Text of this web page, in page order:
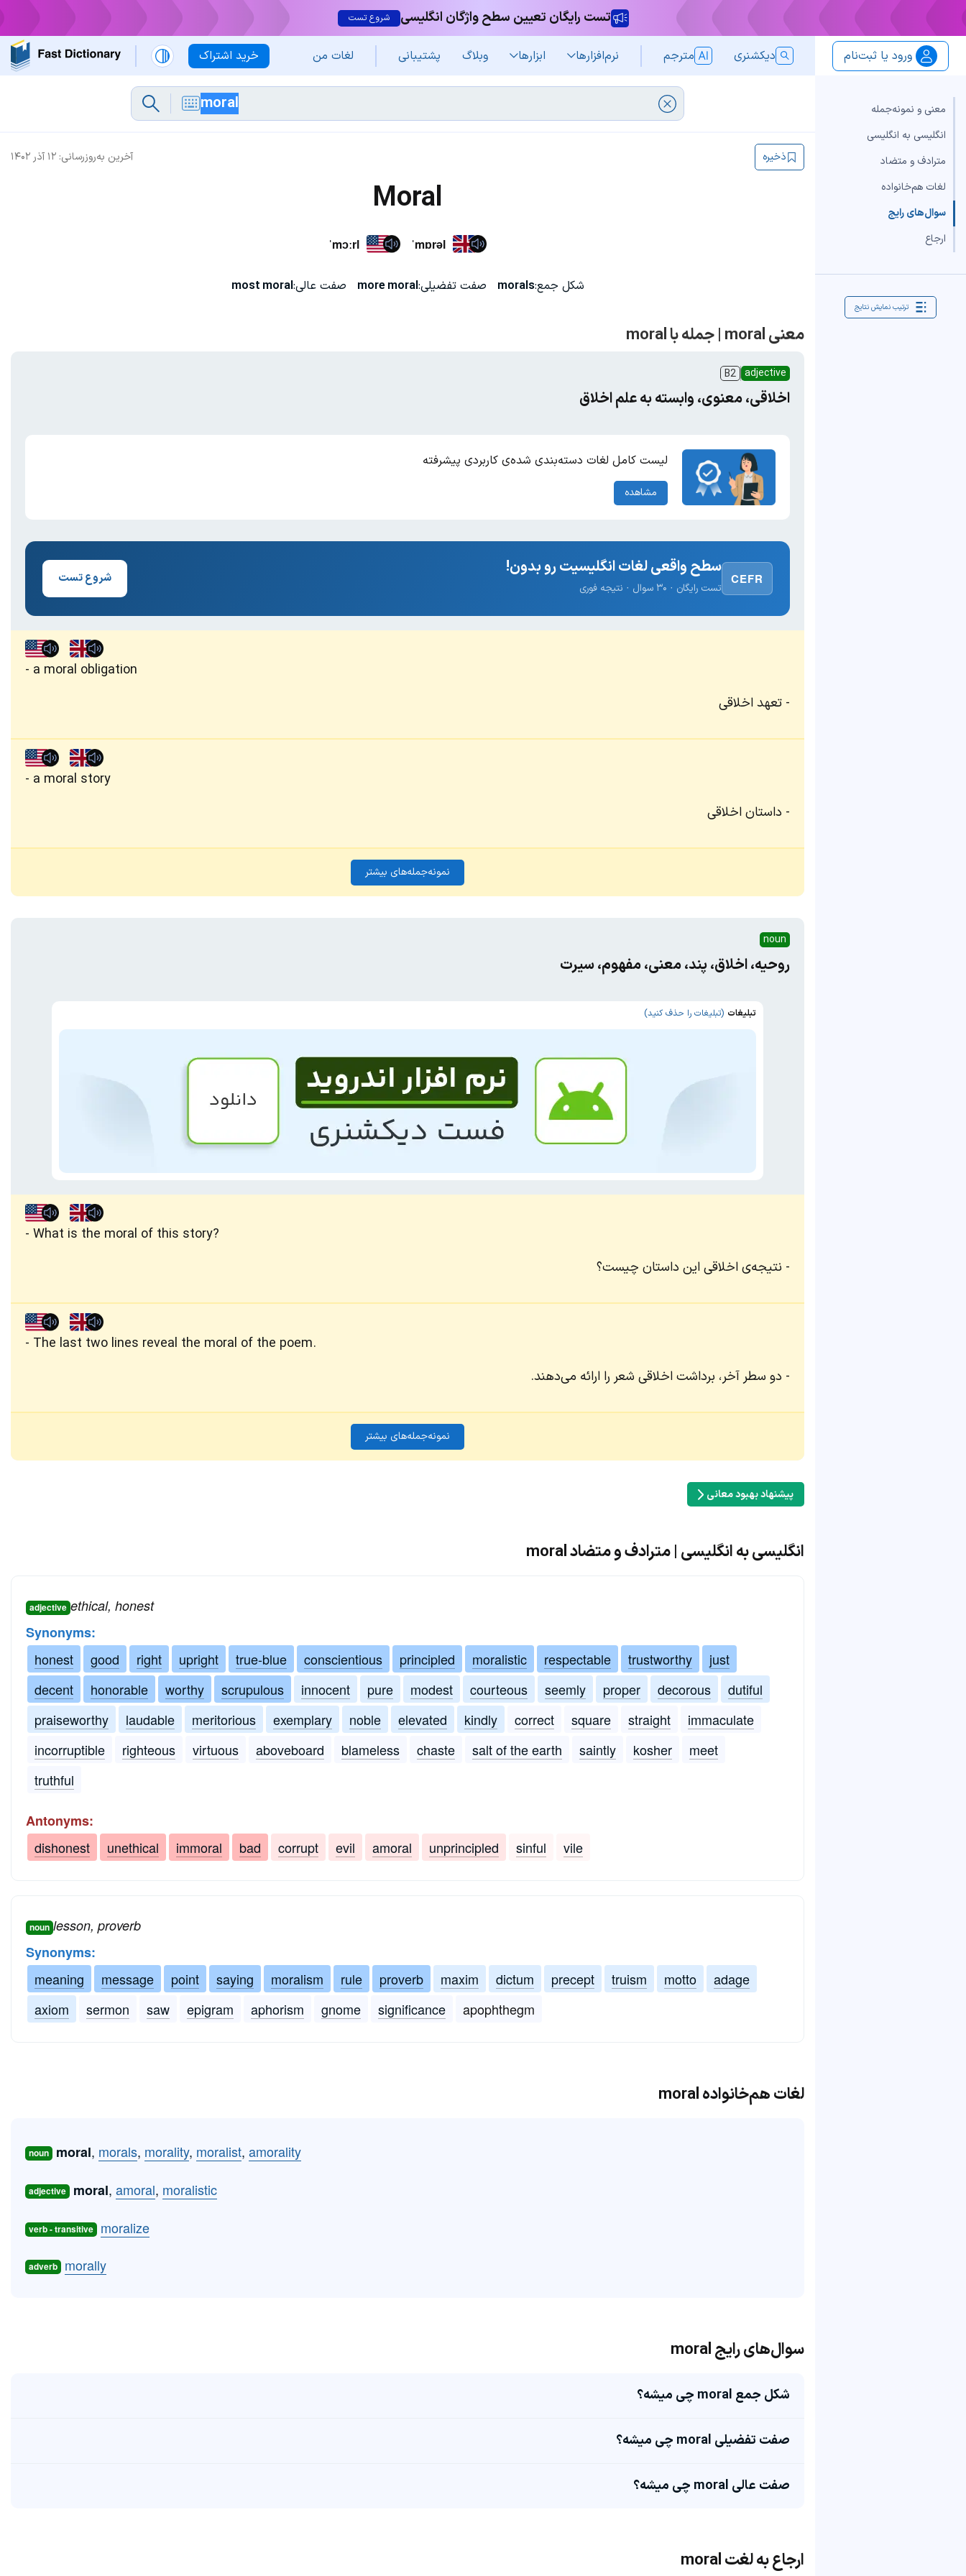
تست رایگان تعیین سطح واژگان انگلیسی شروع تست
خرید اشتراک ورود یا ثبت‌نام دیکشنری مترجم نرم‌افزار‌ها ابزارها وبلاگ پشتیبانی لغات من
معنی و نمونه‌جمله
انگلیسی به انگلیسی
مترادف و متضاد
لغات هم‌خانواده
سوال‌های رایج
ارجاع
ترتیب نمایش نتایج
آخرین به‌روزرسانی: ۱۲ آذر ۱۴۰۲ ذخیره
Moral
ˈmɔːrl ˈmɒrəl
شکل جمع:morals صفت تفضیلی:more moral صفت عالی:most moral
معنی moral | جمله با moral
adjective
B2
اخلاقی، معنوی، وابسته به علم اخلاق
لیست کامل لغات دسته‌بندی شده‌ی کاربردی پیشرفته
مشاهده
CEFR
سطح واقعی لغات انگلیسیت رو بدون!
تست رایگان · ۳۰ سوال · نتیجه فوری
شروع تست
a moral obligation
تعهد اخلاقی
a moral story
داستان اخلاقی
نمونه‌جمله‌های بیشتر
noun
روحیه، اخلاق، پند، معنی، مفهوم، سیرت
تبلیغات (تبلیغات را حذف کنید)
What is the moral of this story?
نتیجه‌ی اخلاقی این داستان چیست؟
The last two lines reveal the moral of the poem.
دو سطر آخر، برداشت اخلاقی شعر را ارائه می‌دهند.
نمونه‌جمله‌های بیشتر
پیشنهاد بهبود معانی
انگلیسی به انگلیسی | مترادف و متضاد moral
adjective ethical, honest
Synonyms:
honest
good right upright true-blue conscientious principled moralistic respectable trustworthy
just
decent
honorable worthy scrupulous innocent pure modest courteous seemly proper decorous
dutiful
praiseworthy
laudable meritorious exemplary noble elevated kindly correct square straight
immaculate
incorruptible
righteous virtuous aboveboard blameless chaste salt of the earth saintly kosher
meet
truthful
Antonyms:
dishonest
unethical immoral bad corrupt evil amoral unprincipled sinful vile
noun lesson, proverb
Synonyms:
meaning
message point saying moralism rule proverb maxim dictum precept truism motto
adage
axiom
sermon saw epigram aphorism gnome significance apophthegm
لغات هم‌خانواده moral
noun moral, morals, morality, moralist, amorality
adjective moral, amoral, moralistic
verb - transitive moralize
adverb morally
سوال‌های رایج moral
شکل جمع moral چی میشه؟
صفت تفضیلی moral چی میشه؟
صفت عالی moral چی میشه؟
ارجاع به لغت moral